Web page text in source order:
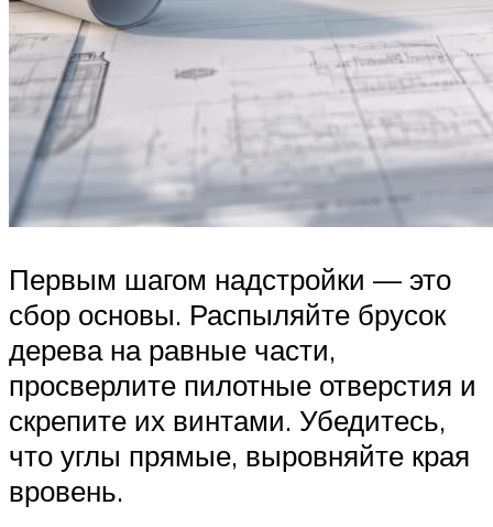
Первым шагом надстройки — это
сбор основы. Распыляйте брусок
дерева на равные части,
просверлите пилотные отверстия и
скрепите их винтами. Убедитесь,
что углы прямые, выровняйте края
вровень.